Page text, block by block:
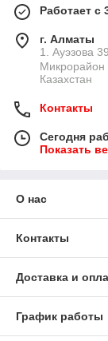
Работает с
г. Алматы
1. Ауэзова 39А чуть
Казахстан
Контакты
Сегодня
Показать
О нас
Контакты
Доставка и
График работы